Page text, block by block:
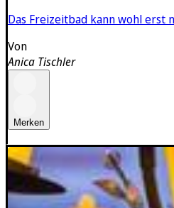
Das Freizeitbad kann wohl erst
Von
Anica Tischler
Merken